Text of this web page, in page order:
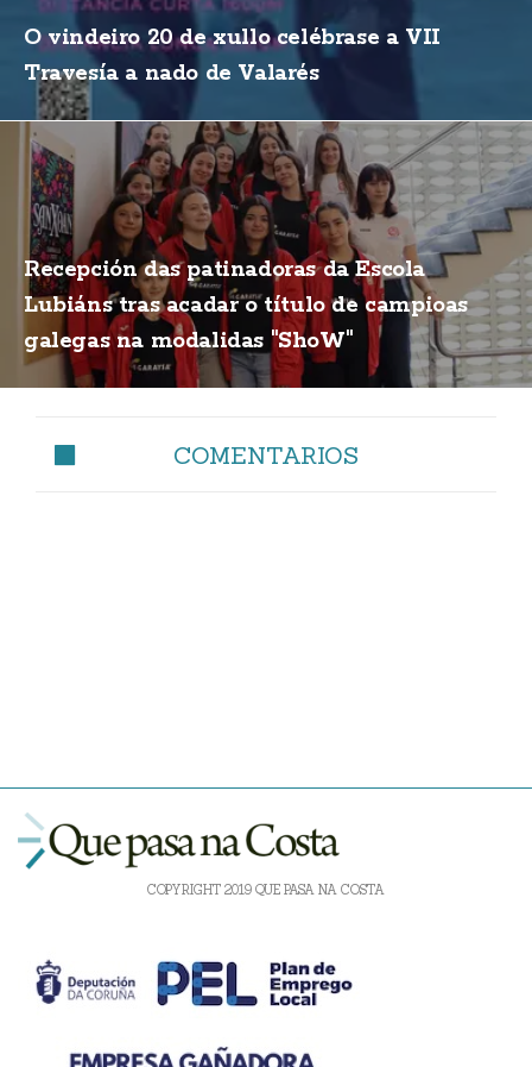
O vindeiro 20 de xullo celébrase a VII
Travesía a nado de Valarés
Recepción das patinadoras da Escola
Lubiáns tras acadar o título de campioas
galegas na modalidas "ShoW"
COMENTARIOS
COPYRIGHT 2019 QUE PASA NA COSTA